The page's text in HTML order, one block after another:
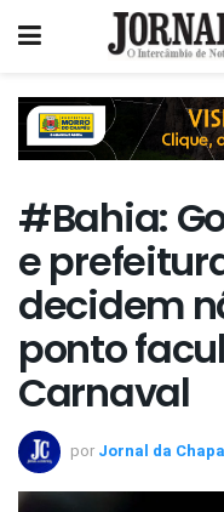
#Bahia:
e
decidem
ponto
Carnaval
por Jornal da